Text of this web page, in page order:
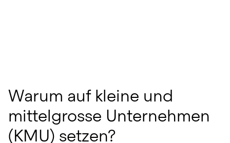
Warum auf kleine und
mittelgrosse Unternehmen
(KMU) setzen?